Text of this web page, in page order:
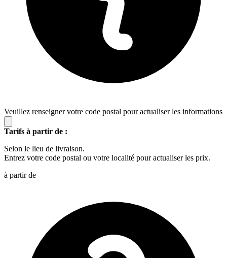
Veuillez renseigner votre code postal pour actualiser les informations
Tarifs à partir de :
Selon le lieu de livraison.
Entrez votre code postal ou votre localité pour actualiser les prix.
à partir de